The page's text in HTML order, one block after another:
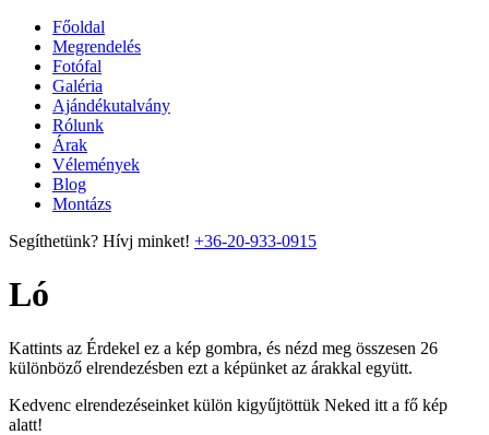
Főoldal
Megrendelés
Fotófal
Galéria
Ajándékutalvány
Rólunk
Árak
Vélemények
Blog
Montázs
Segíthetünk? Hívj minket! +36-20-933-0915
Ló
Kattints az Érdekel ez a kép gombra, és nézd meg összesen 26
különböző elrendezésben ezt a képünket az árakkal együtt.
Kedvenc elrendezéseinket külön kigyűjtöttük Neked itt a fő kép
alatt!